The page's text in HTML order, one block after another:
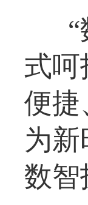
式呵
便捷
为
数智